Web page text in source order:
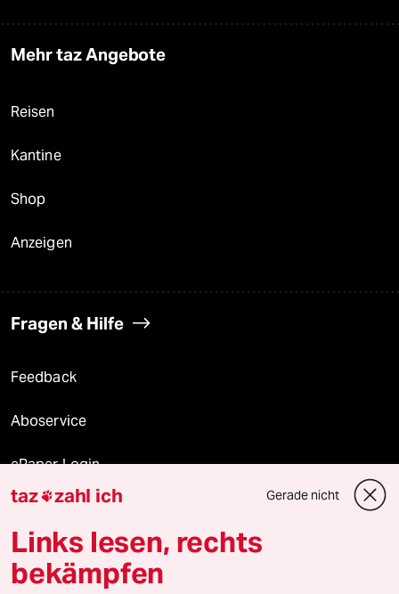
Mehr taz Angebote
Reisen
Kantine
Shop
Anzeigen
Fragen & Hilfe
Feedback
Aboservice
ePaper Login
Downloads für Abonnierende
© 2026 taz Verlags und Vertriebs GmbH
taz zahl ich Gerade nicht
Links lesen, rechts
bekämpfen